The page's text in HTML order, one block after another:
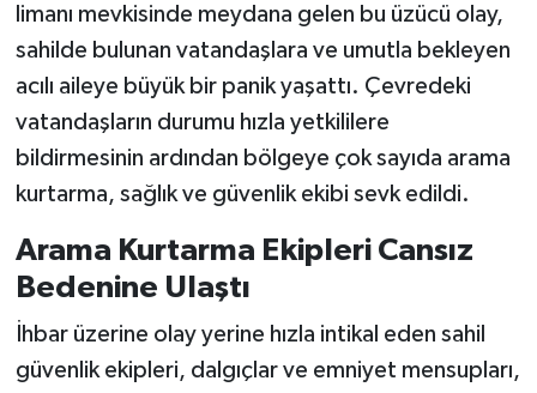
limanı mevkisinde meydana gelen bu üzücü olay,
sahilde bulunan vatandaşlara ve umutla bekleyen
acılı aileye büyük bir panik yaşattı. Çevredeki
vatandaşların durumu hızla yetkililere
bildirmesinin ardından bölgeye çok sayıda arama
kurtarma, sağlık ve güvenlik ekibi sevk edildi.
Arama Kurtarma Ekipleri Cansız
Bedenine Ulaştı
İhbar üzerine olay yerine hızla intikal eden sahil
güvenlik ekipleri, dalgıçlar ve emniyet mensupları,